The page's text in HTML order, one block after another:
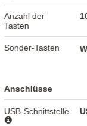
Anzahl der
Tasten
Sonder-Tasten
Anschlüsse
USB-Schnittstelle